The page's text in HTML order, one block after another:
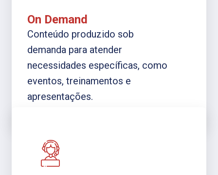
On Demand
Conteúdo produzido sob
demanda para atender
necessidades específicas, como
eventos, treinamentos e
apresentações.